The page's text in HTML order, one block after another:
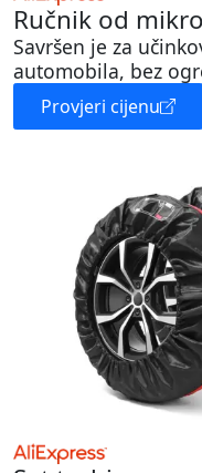
Ručnik od
Savršen je za
automobila, bez
Provjeri cijenu